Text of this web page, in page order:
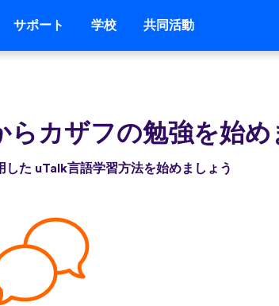
サポート 学校 共同活動
らカザフの勉強を始め
た uTalk言語学習方法を始めましょう